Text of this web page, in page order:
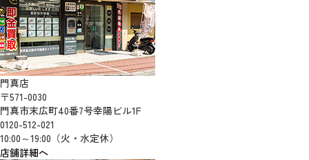
門真店
〒571-0030
門真市末広町40番7号幸陽ビル1F
0120-512-021
10:00～19:00（火・水定休）
店舗詳細へ